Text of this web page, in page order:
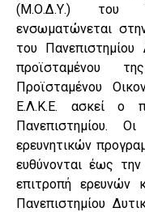
(Μ.Ο.Δ.Υ.) του
ενσωματώνεται
του Πανεπιστημίου
προϊσταμένου
Προϊσταμένου
Ε.Λ.Κ.Ε. ασκεί ο
Πανεπιστημίου.
ερευνητικών
ευθύνονται έως
επιτροπή ερευνών
Πανεπιστημίου